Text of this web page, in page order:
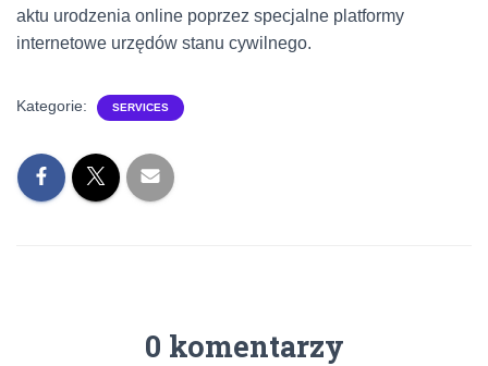
aktu urodzenia online poprzez specjalne platformy
internetowe urzędów stanu cywilnego.
Kategorie: SERVICES
0 komentarzy